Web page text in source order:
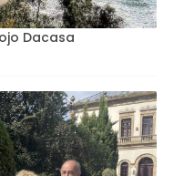
Dacasa